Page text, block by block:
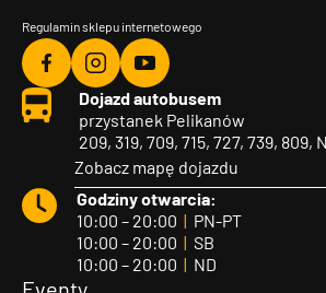
Regulamin sklepu internetowego
Agvo
Facebook
Agvo
Instagram
Agvo
YouTube
Dojazd autobusem
przystanek Pelikanów
209, 319, 709, 715, 727, 739, 809,
Zobacz mapę dojazdu
Godziny otwarcia:
10:00 – 20:00 | PN-PT
10:00 – 20:00 | SB
10:00 – 20:00 | ND